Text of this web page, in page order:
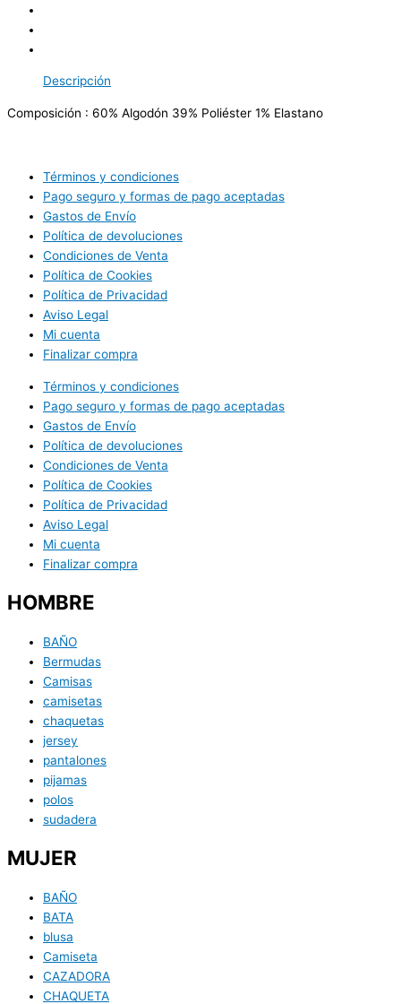
Descripción
Composición : 60% Algodón 39% Poliéster 1% Elastano
Términos y condiciones
Pago seguro y formas de pago aceptadas
Gastos de Envío
Política de devoluciones
Condiciones de Venta
Política de Cookies
Política de Privacidad
Aviso Legal
Mi cuenta
Finalizar compra
Términos y condiciones
Pago seguro y formas de pago aceptadas
Gastos de Envío
Política de devoluciones
Condiciones de Venta
Política de Cookies
Política de Privacidad
Aviso Legal
Mi cuenta
Finalizar compra
HOMBRE
BAÑO
Bermudas
Camisas
camisetas
chaquetas
jersey
pantalones
pijamas
polos
sudadera
MUJER
BAÑO
BATA
blusa
Camiseta
CAZADORA
CHAQUETA